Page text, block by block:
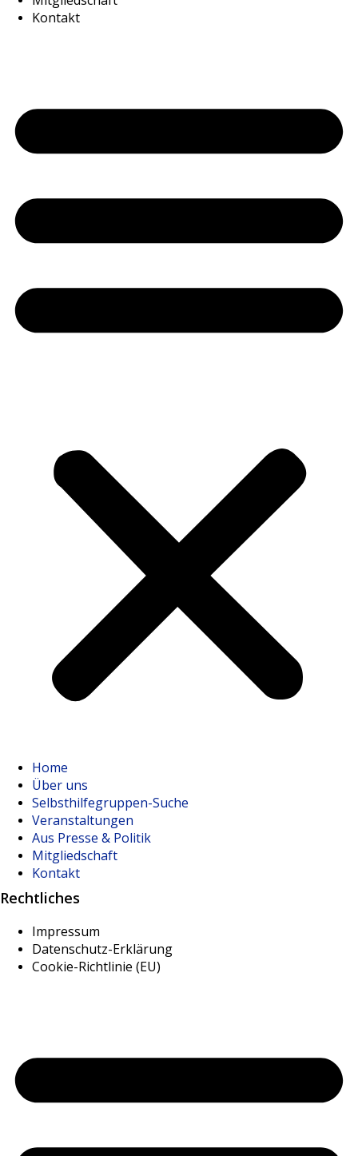
Kontakt
Home
Über uns
Selbsthilfegruppen-Suche
Veranstaltungen
Aus Presse & Politik
Mitgliedschaft
Kontakt
Rechtliches
Impressum
Datenschutz-Erklärung
Cookie-Richtlinie (EU)